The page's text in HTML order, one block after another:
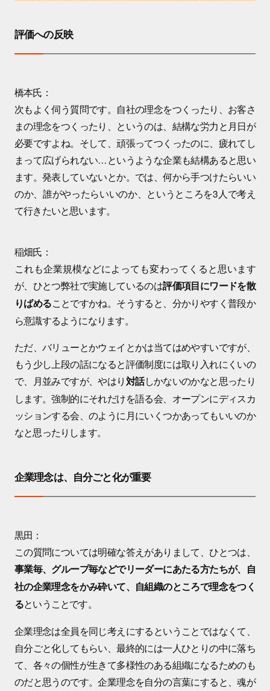
評価への反映
橋本氏：
次もよく伺う質問です。自社の理念をつくったり、お客さ
まの理念をつくったり、というのは、結構な労力と月日が
必要ですよね。そして、頑張ってつくったのに、疲れてし
まって広げられない…というような企業も結構あると思い
ます。発表していないとか。では、何から手つけたらいい
のか、誰がやったらいいのか、というところを3人で考え
て行きたいと思います。
稲畑氏：
これも企業規模などによっても変わってくると思います
が、ひとつ弊社で実施しているのは評価項目にワードを散
りばめることですかね。そうすると、分かりやすく普段か
ら意識するようになります。
ただ、バリューとかウェイとかは当てはめやすいですが、
もう少し上段の話になると評価制度には取り入れにくいの
で、月並みですが、やはり対話しかないのかなと思ったり
します。強制的にそれだけを語る会、オープンにディスカ
ッションする会、のように月にいくつかあってもいいのか
なと思ったりします。
企業理念は、自分ごと化が重要
黒田：
この質問については明確な答えがありまして、ひとつは、
事業毎、グループ毎などでリーダーにあたる方たちが、自
社の企業理念をかみ砕いて、自組織のところで理念をつく
るということです。
企業理念は全員を同じ考えにするということではなくて、
自分ごと化してもらい、最終的には一人ひとりの中に落ち
て、各々の個性が生きて多様性のある組織になるためのも
のだと思うのです。企業理念を自分の言葉にすると、魂が